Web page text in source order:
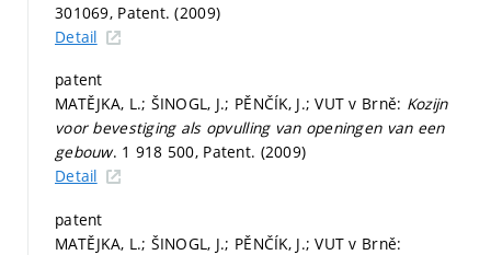
301069, Patent. (2009)
Detail
patent
MATĚJKA, L.; ŠINOGL, J.; PĚNČÍK, J.; VUT v Brně: Kozijn
voor bevestiging als opvulling van openingen van een
gebouw. 1 918 500, Patent. (2009)
Detail
patent
MATĚJKA, L.; ŠINOGL, J.; PĚNČÍK, J.; VUT v Brně: